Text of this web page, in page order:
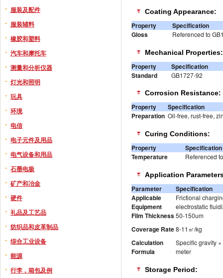
服装及配件
服装辅料
橡胶和塑料
汽车和摩托车
测量和分析仪器
灯光和照明
玩具
环境
电信
电子元件及用品
电气设备和用品
石墨电极
矿产和冶金
硬件
礼品及工艺品
纺织品和皮革制品
综合工业设备
能源
行李，箱包及例
Coating Appearance:
Property
Specification
Gloss
Referenced to
Mechanical Properties:
Property
Specification
Standard
GB1727-92
Corrosion Resistance:
Property
Specification
Preparation Oil-free, rust-free,
Curing Conditions:
Property
Specification
Temperature
Referenced
Application
Parameter
Specification
Applicable
Equipment
Frictional
electrostatic
Film Thickness50-150um
Coverage Rate8-11㎡/kg
Calculation
Formula
Specific gravity
meter
Storage Period: